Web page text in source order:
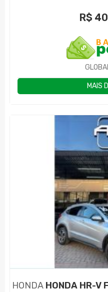
R$
MAIS
HONDA HONDA HR-V